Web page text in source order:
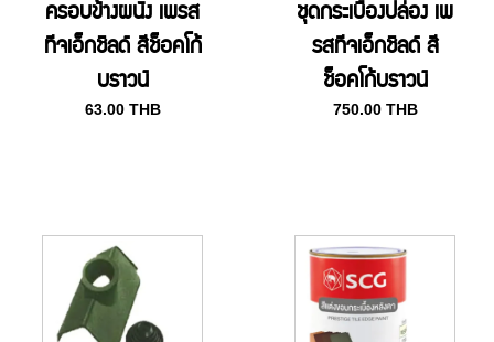
ครอบข้างผนัง เพรส
ทีจเอ็กชิลด์ สีช็อคโก้
บราวน์
63.00 THB
ชุดกระเบื้องปล่อง เพ
รสทีจเอ็กชิลด์ สี
ช็อคโก้บราวน์
750.00 THB